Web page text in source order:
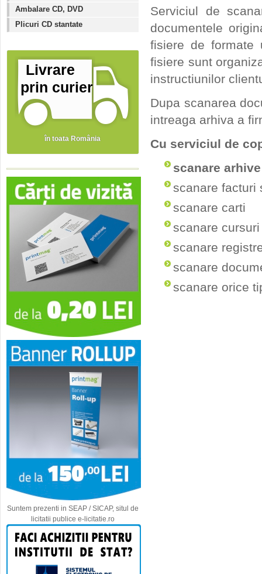
Ambalare CD, DVD
Plicuri CD stantate
Livrare
prin curier
în toata România
Suntem prezenti in SEAP / SICAP, situl de
licitatii publice e-licitatie.ro
Serviciul de
documentele
fisiere de formate
fisiere sunt
instructiunilor
Dupa scanarea
intreaga arhiva a
Cu serviciul de
scanare arhive
scanare facturi
scanare carti
scanare cursuri
scanare
scanare
scanare orice